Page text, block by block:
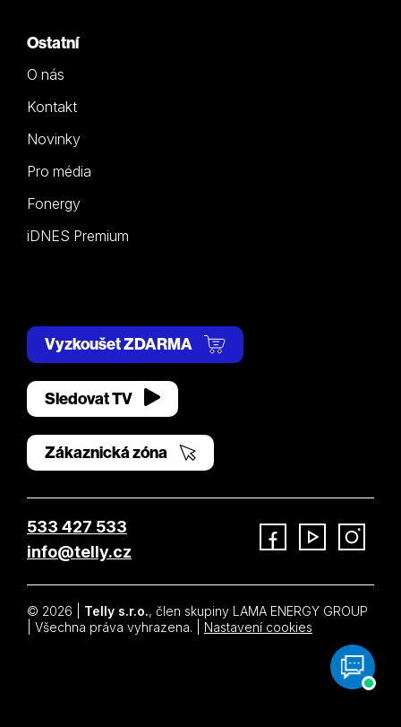
Ostatní
O nás
Kontakt
Novinky
Pro média
Fonergy
iDNES Premium
Vyzkoušet ZDARMA
Sledovat TV
Zákaznická zóna
533 427 533
info@telly.cz
© 2026 | Telly s.r.o., člen skupiny LAMA ENERGY GROUP
| Všechna práva vyhrazena. |
Nastavení cookies